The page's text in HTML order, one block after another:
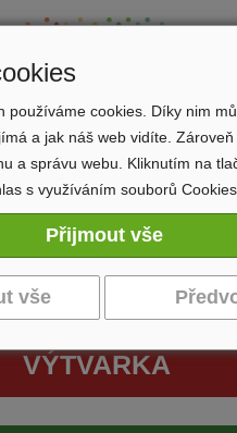
Zobrazit navigaci
VÝTVARKA
používáme cookies. Díky nim
a jak náš web vidíte.
a správu webu. Kliknutím na
s využíváním souborů Cookies.